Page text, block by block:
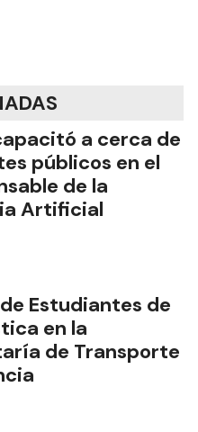
a cerca de
públicos en el
de la
Artificial
Estudiantes de
en la
de Transporte